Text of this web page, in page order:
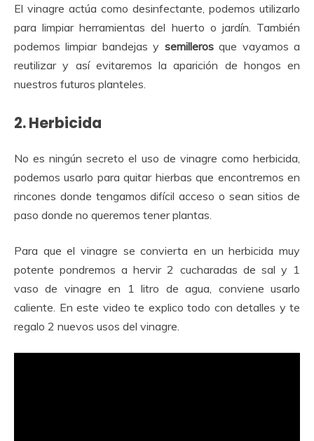
El vinagre actúa como desinfectante, podemos utilizarlo
para limpiar herramientas del huerto o jardín. También
podemos limpiar bandejas y semillerosque vayamos a
reutilizar y así evitaremos la aparición de hongos en
nuestros futuros planteles.
2. Herbicida
No es ningún secreto el uso de vinagre como herbicida,
podemos usarlo para quitar hierbas que encontremos en
rincones donde tengamos difícil acceso o sean sitios de
paso donde no queremos tener plantas.
Para que el vinagre se convierta en un herbicida muy
potente pondremos a hervir 2 cucharadas de sal y 1
vaso de vinagre en 1 litro de agua, conviene usarlo
caliente. En este video te explico todo con detalles y te
regalo 2 nuevos usos del vinagre.